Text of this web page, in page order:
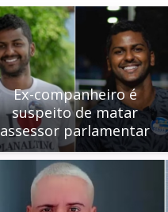
Ex-companheiro é
suspeito de matar
assessor parlamentar